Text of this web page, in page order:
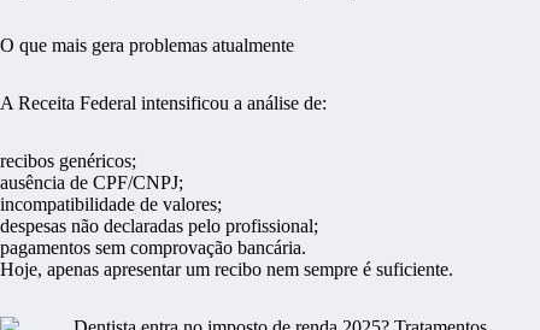
O que mais gera problemas atualmente
A Receita Federal intensificou a análise de:
recibos genéricos;
ausência de CPF/CNPJ;
incompatibilidade de valores;
despesas não declaradas pelo profissional;
pagamentos sem comprovação bancária.
Hoje, apenas apresentar um recibo nem sempre é suficiente.